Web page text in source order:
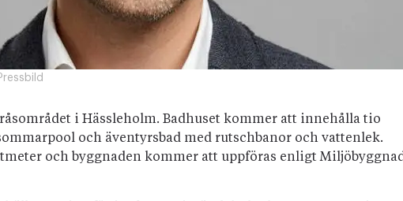
i Hässleholm. Badhuset kommer att innehålla tio
och äventyrsbad med rutschbanor och vattenlek.
och byggnaden kommer att uppföras enligt